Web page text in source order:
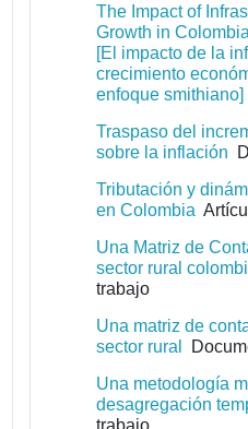
The Impact of
Growth in
[El impacto de la
crecimiento
enfoque smithiano]
Traspaso del
sobre la inflación
Tributación y
en Colombia
Una Matriz de
sector rural
trabajo
Una matriz de
sector rural
Una metodología
desagregación
trabajo